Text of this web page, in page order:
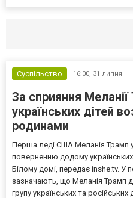
Суспільство 16:00, 31 липня
За сприяння
українських дітей
родинами
Перша леді США Меланія Трамп
поверненню додому
Білому домі, передає inshe.tv. У
зазначають, що Меланія Трамп
групу українських та